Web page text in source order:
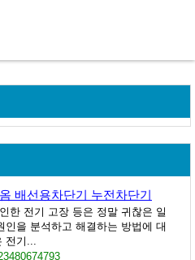
배선용차단기 누전차단기
한 전기 고장 등은 정말 귀찮은 일
을 분석하고 해결하는 방법에 대
전기...